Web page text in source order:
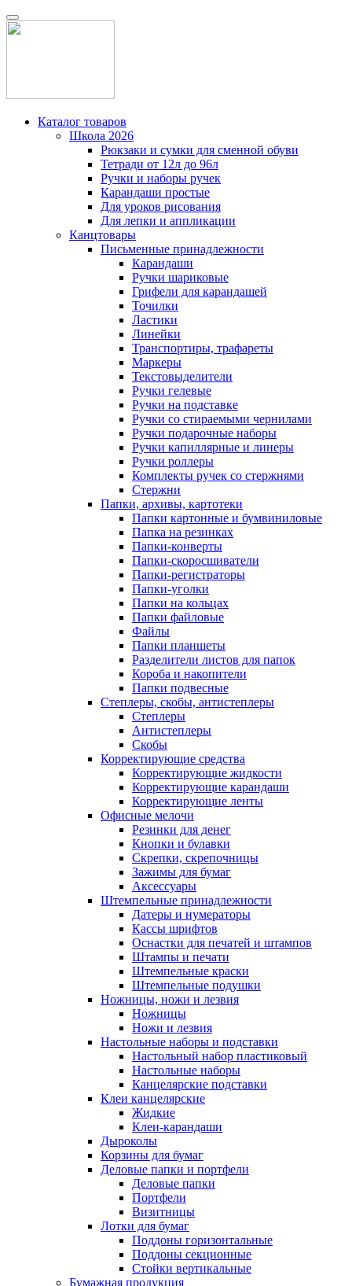
Каталог товаров
Школа 2026
Рюкзаки и сумки для сменной обуви
Тетради от 12л до 96л
Ручки и наборы ручек
Карандаши простые
Для уроков рисования
Для лепки и аппликации
Канцтовары
Письменные принадлежности
Карандаши
Ручки шариковые
Грифели для карандашей
Точилки
Ластики
Линейки
Транспортиры, трафареты
Маркеры
Текстовыделители
Ручки гелевые
Ручки на подставке
Ручки со стираемыми чернилами
Ручки подарочные наборы
Ручки капиллярные и линеры
Ручки роллеры
Комплекты ручек со стержнями
Стержни
Папки, архивы, картотеки
Папки картонные и бумвиниловые
Папка на резинках
Папки-конверты
Папки-скоросшиватели
Папки-регистраторы
Папки-уголки
Папки на кольцах
Папки файловые
Файлы
Папки планшеты
Разделители листов для папок
Короба и накопители
Папки подвесные
Степлеры, скобы, антистеплеры
Степлеры
Антистеплеры
Скобы
Корректирующие средства
Корректирующие жидкости
Корректирующие карандаши
Корректирующие ленты
Офисные мелочи
Резинки для денег
Кнопки и булавки
Скрепки, скрепочницы
Зажимы для бумаг
Аксессуары
Штемпельные принадлежности
Датеры и нумераторы
Кассы шрифтов
Оснастки для печатей и штампов
Штампы и печати
Штемпельные краски
Штемпельные подушки
Ножницы, ножи и лезвия
Ножницы
Ножи и лезвия
Настольные наборы и подставки
Настольный набор пластиковый
Настольные наборы
Канцелярские подставки
Клеи канцелярские
Жидкие
Клеи-карандаши
Дыроколы
Корзины для бумаг
Деловые папки и портфели
Деловые папки
Портфели
Визитницы
Лотки для бумаг
Поддоны горизонтальные
Поддоны секционные
Стойки вертикальные
Бумажная продукция